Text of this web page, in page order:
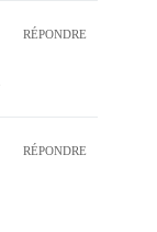
RÉPONDRE
RÉPONDRE